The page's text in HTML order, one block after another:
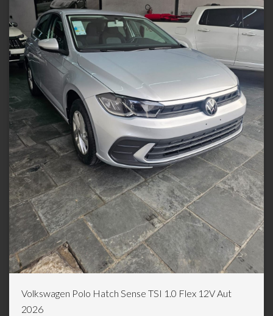
Volkswagen Polo Hatch Sense TSI 1.0 Flex 12V Aut
2026